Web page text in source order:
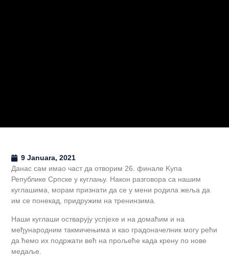
9 Januara, 2021
Данас сам имао част да отворим 26. финале Kупа
Републике Српске у куглању. Након разговора са нашим
куглашима, морам признати да се у мени родила жеља да
им се понекад, придружим на тренинзима.
Наши куглаши остварују успјехе и на домаћим и на
међународним такмичењима и као градоначелник могу рећи
да ћемо их подржати већ на прољеће када крену по нове
медаље.